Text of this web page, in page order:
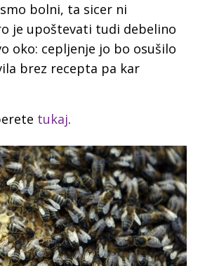
bolni, ta sicer ni
je upoštevati tudi debelino
oko: cepljenje jo bo osušilo
brez recepta pa kar
tukaj.